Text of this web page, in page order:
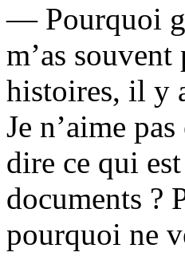
— Pourquoi
m’as
histoires, il y
Je n’aime
dire ce qui
documents ?
pourquoi ne